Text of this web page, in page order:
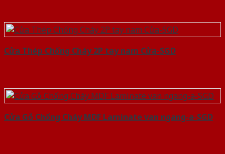
Cửa Thép Chống Cháy 2P tay nam Cửa-SGD
Cửa Gỗ Chống Cháy MDF Laminate van ngang-a-SGD